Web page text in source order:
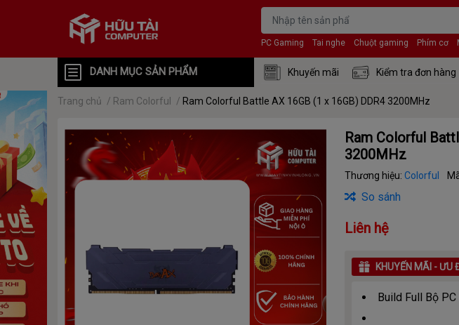
PC Gaming Tai nghe Chuột gaming Phím cơ
DANH MỤC SẢN PHẨM Khuyến mãi Kiểm tra đơn hàng
Trang chủ / Ram Colorful / Ram Colorful Battle AX 16GB (1 x 16GB) DDR4 3200MHz
Ram Colorful
3200MHz
Thương hiệu:Colorful
So sánh
Liên hệ
KHUYẾN MÃI - ƯU
Build Full Bộ